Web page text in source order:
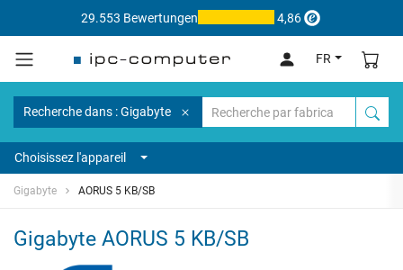
29.553 Bewertungen 4,86
FR
Recherche dans : Gigabyte
Choisissez l'appareil
Gigabyte AORUS 5 KB/SB
Gigabyte AORUS 5 KB/SB